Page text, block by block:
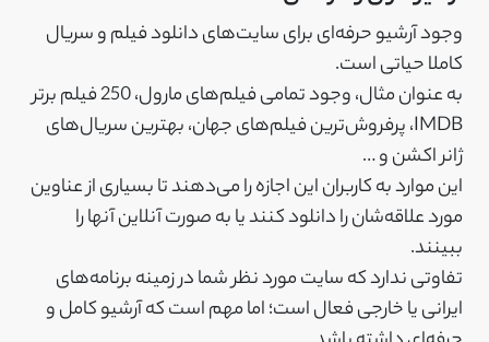
وجود آرشیو حرفه‌ای برای سایت‌های دانلود فیلم و سریال
کاملا حیاتی است.
به عنوان مثال، وجود تمامی فیلم‌های مارول، 250 فیلم برتر
IMDB، پرفروش‌ترین فیلم‌های جهان، بهترین سریال‌های
ژانر اکشن و …
این موارد به کاربران این اجازه را می‌دهند تا بسیاری از عناوین
مورد علاقه‌شان را دانلود کنند یا به صورت آنلاین آنها را
ببینند.
تفاوتی ندارد که سایت مورد نظر شما در زمینه برنامه‌های
ایرانی یا خارجی فعال است؛ اما مهم است که آرشیو کامل و